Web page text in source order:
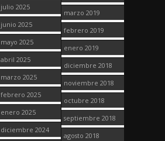
julio 2025
junio 2025
mayo 2025
abril 2025
marzo 2025
febrero 2025
enero 2025
diciembre 2024
marzo 2019
febrero 2019
enero 2019
diciembre 2018
noviembre 2018
octubre 2018
septiembre 2018
agosto 2018